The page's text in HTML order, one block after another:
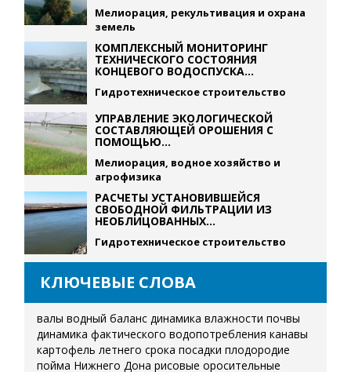
Мелиорация, рекультивация и охрана
земель
КОМПЛЕКСНЫЙ МОНИТОРИНГ
ТЕХНИЧЕСКОГО СОСТОЯНИЯ
КОНЦЕВОГО ВОДОСПУСКА...
Гидротехническое строительство
УПРАВЛЕНИЕ ЭКОЛОГИЧЕСКОЙ
СОСТАВЛЯЮЩЕЙ ОРОШЕНИЯ С
ПОМОЩЬЮ...
Мелиорация, водное хозяйство и
агрофизика
РАСЧЕТЫ УСТАНОВИВШЕЙСЯ
СВОБОДНОЙ ФИЛЬТРАЦИИ ИЗ
НЕОБЛИЦОВАННЫХ...
Гидротехническое строительство
КЛЮЧЕВЫЕ СЛОВА
валы водный баланс динамика влажности почвы
динамика фактического водопотребления канавы
картофель летнего срока посадки плодородие
пойма Нижнего Дона рисовые оросительные